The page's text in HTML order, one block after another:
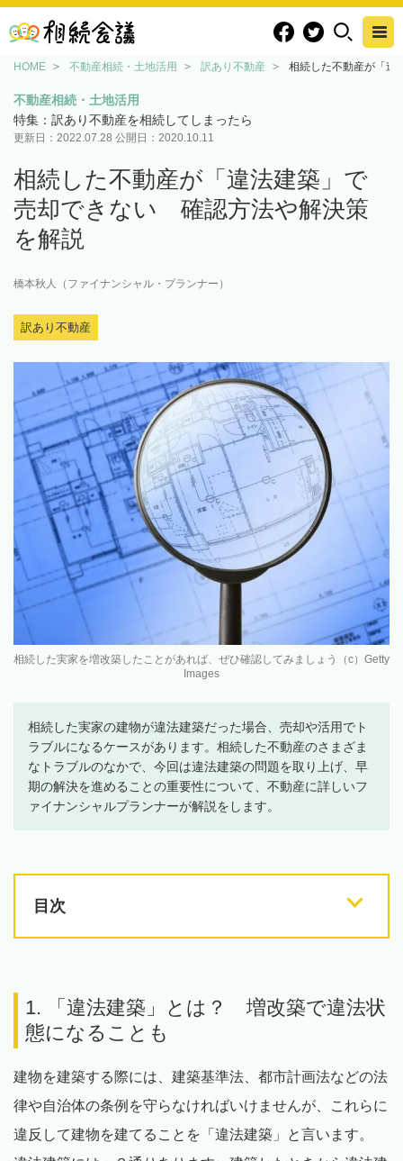
HOME 不動産相続・土地活用 訳あり不動産 相続した不動産が「
不動産相続・土地活用
特集：訳あり不動産を相続してしまったら
更新日： 2022.07.28 公開日： 2020.10.11
相続した不動産が「違法建築」で
売却できない 確認方法や解決策
を解説
橋本秋人（ファイナンシャル・プランナー）
訳あり不動産
相続した実家を増改築したことがあれば、ぜひ確認してみましょう（c）Getty
Images
相続した実家の建物が違法建築だった場合、売却や活用でト
ラブルになるケースがあります。相続した不動産のさまざま
なトラブルのなかで、今回は違法建築の問題を取り上げ、早
期の解決を進めることの重要性について、不動産に詳しいフ
ァイナンシャルプランナーが解説をします。
目次
1. 「違法建築」とは？ 増改築で違法状
態になることも
建物を建築する際には、建築基準法、都市計画法などの法
律や自治体の条例を守らなければいけませんが、これらに
違反して建物を建てることを「違法建築」と言います。